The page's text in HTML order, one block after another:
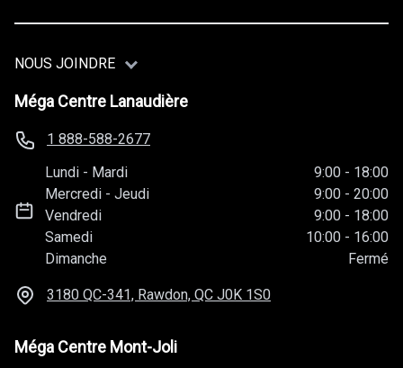
NOUS JOINDRE
Méga Centre Lanaudière
1 888-588-2677
Lundi - Mardi 9:00 - 18:00
Mercredi -Jeudi 9:00 - 20:00
Vendredi
9:00 - 18:00
Samedi
10:00 - 16:00
Dimanche
Fermé
3180 QC-341, Rawdon, QC J0K 1S0
Méga Centre Mont-Joli